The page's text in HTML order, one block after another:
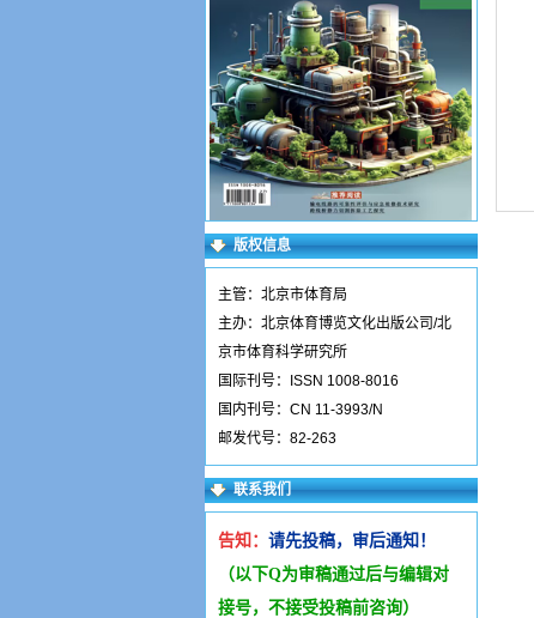
版权信息
主管：北京市体育局
主办：北京体育博览文化出版公司/北
京市体育科学研究所
国际刊号：ISSN 1008-8016
国内刊号：CN 11-3993/N
邮发代号：82-263
联系我们
告知： 请先投稿，审后通知！
（以下Q为审稿通过后与编辑对
接号，不接受投稿前咨询）